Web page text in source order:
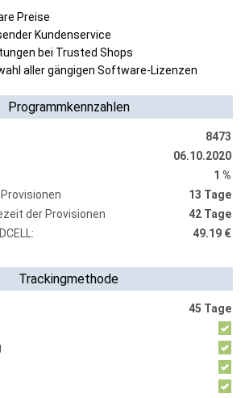
Preise
Kundenservice
bei Trusted Shops
aller gängigen Software-Lizenzen
Programmkennzahlen
8473
06.10.2020
1 %
13 Tage
der Provisionen
42 Tage
49.19 €
Trackingmethode
45 Tage